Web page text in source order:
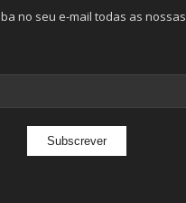
no seu e-mail todas as nossas